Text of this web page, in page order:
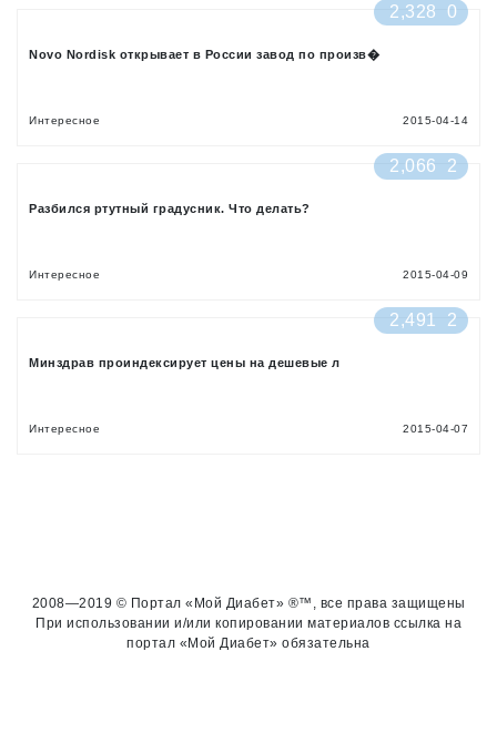
2,328 0
Novo Nordisk открывает в России завод по произв�
Интересное 2015-04-14
2,066 2
Разбился ртутный градусник. Что делать?
Интересное 2015-04-09
2,491 2
Минздрав проиндексирует цены на дешевые л
Интересное 2015-04-07
2008—2019 © Портал «Мой Диабет» ®™, все права защищены
При использовании и/или копировании материалов ссылка на
портал «Мой Диабет» обязательна